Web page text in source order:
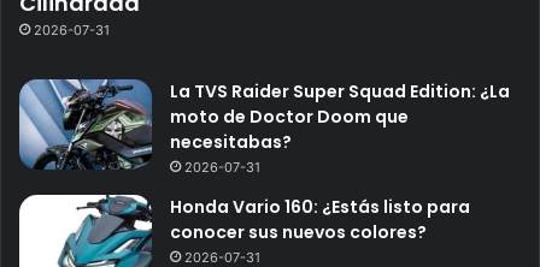
2026-07-31
La TVS Raider Super Squad Edition: ¿La
moto de Doctor Doom que
necesitabas?
2026-07-31
Honda Vario 160: ¿Estás listo para
conocer sus nuevos colores?
2026-07-31